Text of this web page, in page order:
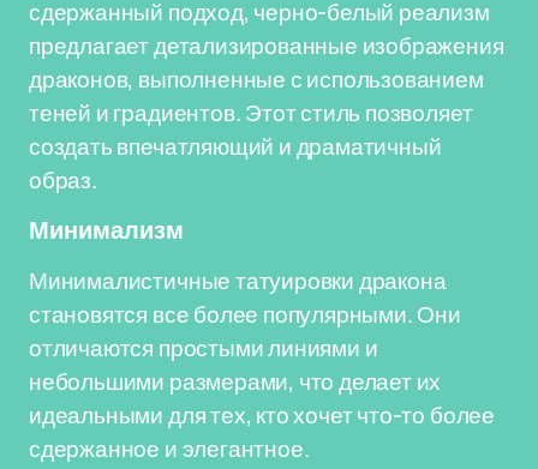
сдержанный подход, черно-белый реализм
предлагает детализированные изображения
драконов, выполненные с использованием
теней и градиентов. Этот стиль позволяет
создать впечатляющий и драматичный
образ.
Минимализм
Минималистичные татуировки дракона
становятся все более популярными. Они
отличаются простыми линиями и
небольшими размерами, что делает их
идеальными для тех, кто хочет что-то более
сдержанное и элегантное.